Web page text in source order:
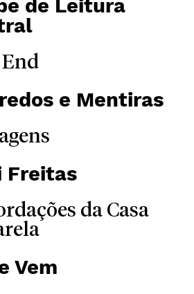
de Leitura
e Mentiras
Freitas
da Casa
Vem